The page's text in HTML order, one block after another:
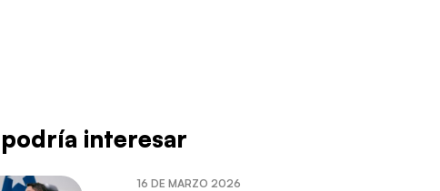
interesar
16 DE MARZO 2026